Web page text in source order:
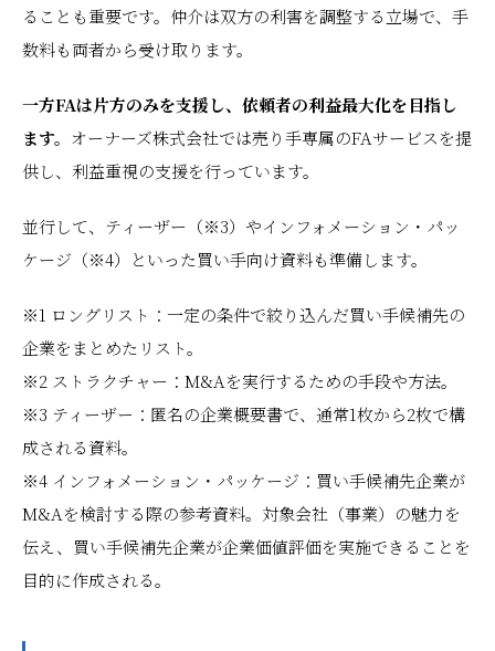
ることも重要です。仲介は双方の利害を調整する立場で、手
数料も両者から受け取ります。
一方FAは片方のみを支援し、依頼者の利益最大化を目指し
ます。 オーナーズ株式会社では売り手専属のFAサービスを提
供し、利益重視の支援を行っています。
並行して、ティーザー（※3）やインフォメーション・パッ
ケージ（※4）といった買い手向け資料も準備します。
※1 ロングリスト：一定の条件で絞り込んだ買い手候補先の
企業をまとめたリスト。
※2 ストラクチャー：M&Aを実行するための手段や方法。
※3 ティーザー：匿名の企業概要書で、通常1枚から2枚で構
成される資料。
※4 インフォメーション・パッケージ：買い手候補先企業が
M&Aを検討する際の参考資料。対象会社（事業）の魅力を
伝え、買い手候補先企業が企業価値評価を実施できることを
目的に作成される。